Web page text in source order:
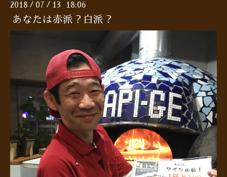
2018 / 07 / 13 18:06
あなたは赤派？白派？